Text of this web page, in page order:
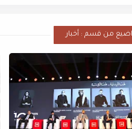
من قسم : أخبار